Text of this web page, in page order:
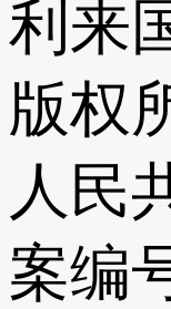
利来
版权
人民
案编